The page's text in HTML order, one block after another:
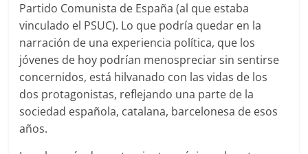
Partido Comunista de España (al que estaba
vinculado el PSUC). Lo que podría quedar en la
narración de una experiencia política, que los
jóvenes de hoy podrían menospreciar sin sentirse
concernidos, está hilvanado con las vidas de los
dos protagonistas, reflejando una parte de la
sociedad española, catalana, barcelonesa de esos
años.